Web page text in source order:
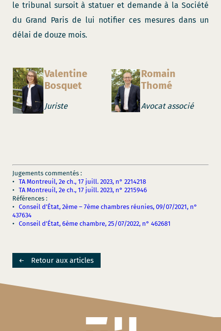
le tribunal sursoit à statuer et demande à la Société
du Grand Paris de lui notifier ces mesures dans un
délai de douze mois.
Valentine
Bosquet
Juriste
Romain
Thomé
Avocat associé
Jugements commentés :
• TA Montreuil, 2e ch., 17 juill. 2023, n° 2214218
• TA Montreuil, 2e ch., 17 juill. 2023, n° 2215946
Références :
• Conseil d’État, 2ème – 7ème chambres réunies, 09/07/2021, n°
437634
• Conseil d’État, 6ème chambre, 25/07/2022, n° 462681
Retour aux articles